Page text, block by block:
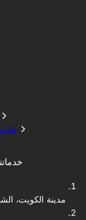
قطع
مدينة الكويت،